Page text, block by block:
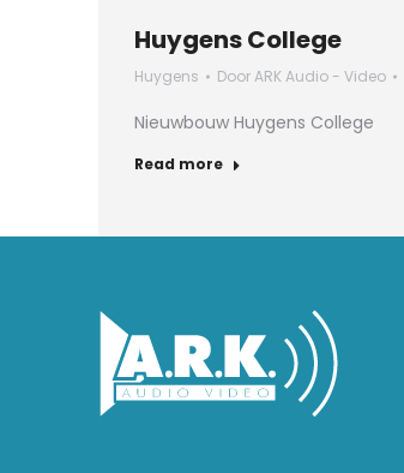
Huygens College
Huygens DoorARK Audio - Video
Nieuwbouw Huygens College
Read more